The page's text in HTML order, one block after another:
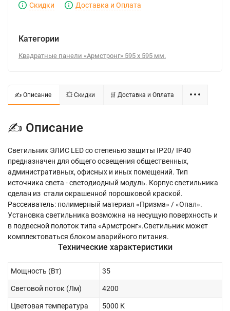
Скидки Доставка и Оплата
Категории
Квадратные панели «Армстронг» 595 x 595 мм.
✍ Описание 💥 Скидки 🛒 Доставка и Оплата
✍ Описание
Светильник ЭЛИС LED со степенью защиты IP20/ IP40
предназначен для общего освещения общественных,
административных, офисных и иных помещений. Тип
источника света - cветодиодный модуль. Корпус светильника
сделан из стали окрашенной порошковой краской.
Рассеиватель: полимерный материал «Призма» / «Опал».
Установка светильника возможна на несущую поверхность и
в подвесной полоток типа «Армстронг».Светильник может
комплектоваться блоком аварийного питания.
Технические характеристики
Мощность (Вт) 35
Световой поток (Лм) 4200
Цветовая температура 5000 К